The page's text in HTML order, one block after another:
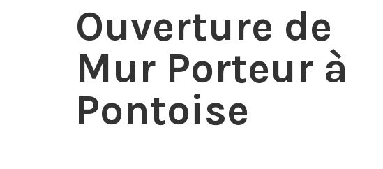
Ouverture de
Mur Porteur à
Pontoise